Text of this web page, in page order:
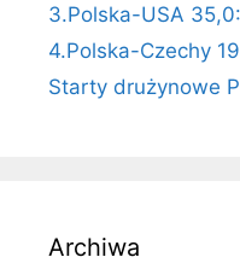
3.Polska-USA
4.Polska-Czechy
Starty drużynowe
Archiwa